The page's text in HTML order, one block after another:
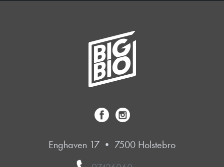
Enghaven 17 • 7500 Holstebro